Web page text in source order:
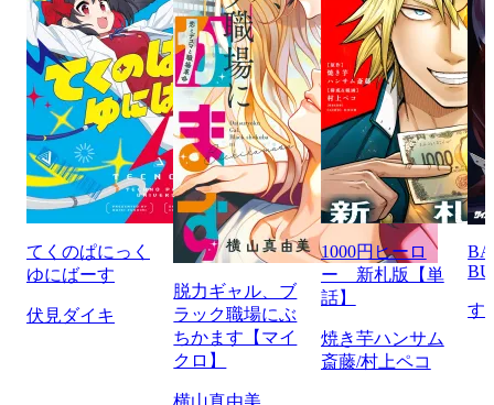
てくのぱにっく
ゆにばーす
伏見ダイキ
脱力ギャル、ブ
ラック職場にぶ
ちかます【マイ
クロ】
横山真由美
1000円ヒーロ
ー 新札版【単
話】
焼き芋ハンサム
斎藤/村上ペコ
す